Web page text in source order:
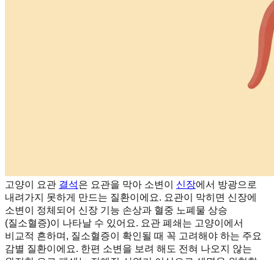
고양이 요관 결석은 요관을 막아 소변이 신장에서 방광으로
내려가지 못하게 만드는 질환이에요. 요관이 막히면 신장에
소변이 정체되어 신장 기능 손상과 혈중 노폐물 상승
(질소혈증)이 나타날 수 있어요. 요관 폐쇄는 고양이에서
비교적 흔하며, 질소혈증이 확인될 때 꼭 고려해야 하는 주요
감별 질환이에요. 한편 소변을 보려 해도 전혀 나오지 않는